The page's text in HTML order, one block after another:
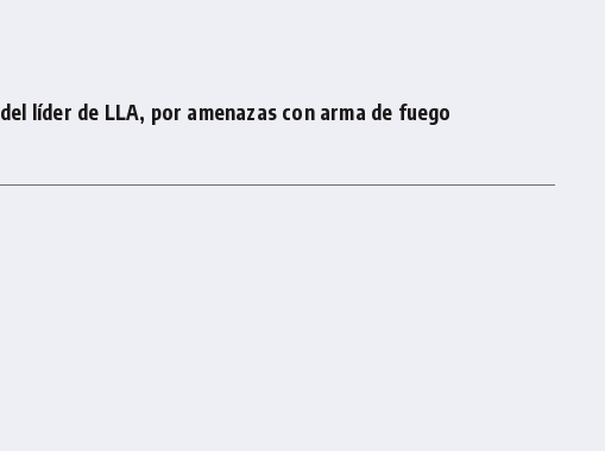
líder de LLA, por amenazas con arma de fuego